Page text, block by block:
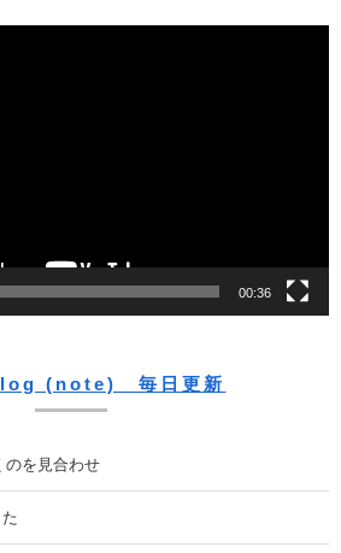
00:36
(note) 毎日更新
のを見合わせ